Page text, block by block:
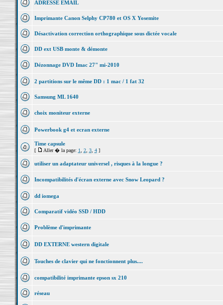
ADRESSE EMAIL
Imprimante Canon Selphy CP780 et OS X Yosemite
Désactivation correction orthographique sous dictée vocale
DD ext USB monte & démonte
Dézonnage DVD Imac 27" mi-2010
2 partitions sur le même DD : 1 mac / 1 fat 32
Samsung ML 1640
choix moniteur externe
Powerbook g4 et ecran externe
Time capsule
[ Aller � la page: 1 2, 3, 4]
utiliser un adaptateur universel , risques à la longue ?
Incompatibilités d'écran externe avec Snow Leopard ?
dd iomega
Comparatif vidéo SSD / HDD
Problème d'imprimante
DD EXTERNE western digitale
Touches de clavier qui ne fonctionnent plus....
compatibilité imprimante epson sx 210
réseau